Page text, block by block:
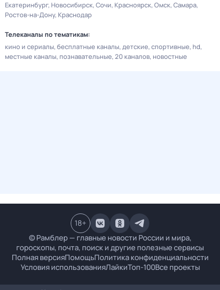
Екатеринбург Новосибирск Сочи Красноярск Омск Самара
Ростов-на-Дону Краснодар
Телеканалы по тематикам:
кино и сериалы бесплатные каналы детские спортивные hd
местные каналы познавательные 20 каналов новостные
© Рамблер — главные новости России и мира,
гороскопы, почта, поиск и другие полезные сервисы
Полная версияПомощьПолитика конфиденциальности
Условия использованияЛайкиТоп-100Все проекты
18+